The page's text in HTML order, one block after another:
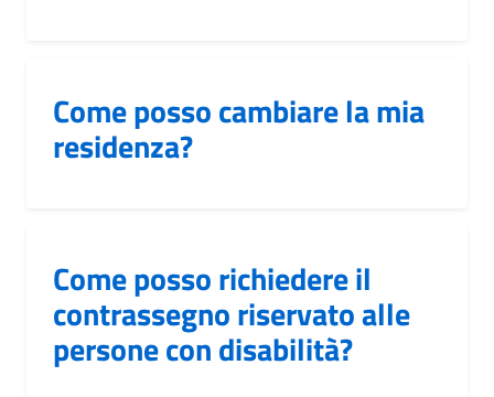
Come posso cambiare la mia
residenza?
Come posso richiedere il
contrassegno riservato alle
persone con disabilità?